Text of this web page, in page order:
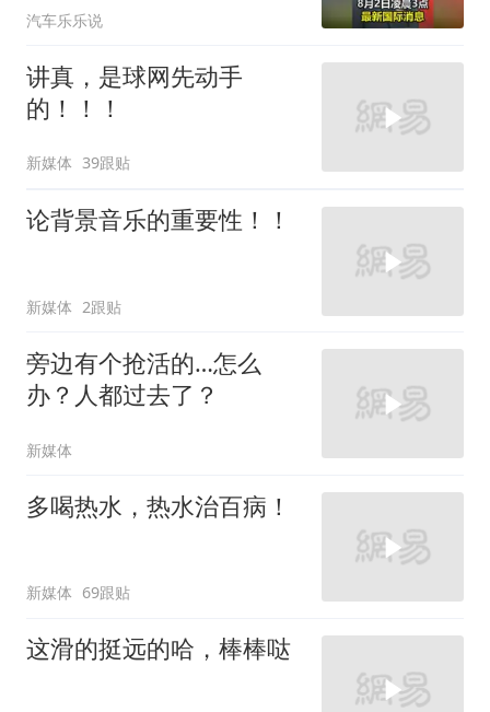
汽车乐乐说
讲真，是球网先动手
的！！！
新媒体 39跟贴
论背景音乐的重要性！！
新媒体 2跟贴
旁边有个抢活的…怎么
办？人都过去了？
新媒体
多喝热水，热水治百病！
新媒体 69跟贴
这滑的挺远的哈，棒棒哒